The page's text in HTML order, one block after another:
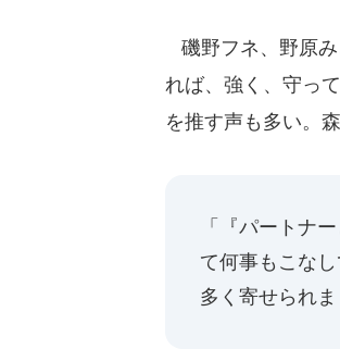
磯野フネ、野原
れば、強く、守っ
を推す声も多い。
「『パートナ
て何事もこな
多く寄せられま